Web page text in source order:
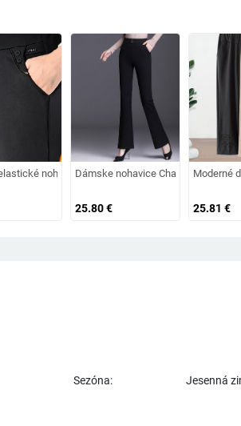
pásom a gombíkmi
nohavice s vysokým pásom a teplou
Dámske nohavice Charleston s
25.80€
Moderné
25.81 €
Sezóna: Jesenná